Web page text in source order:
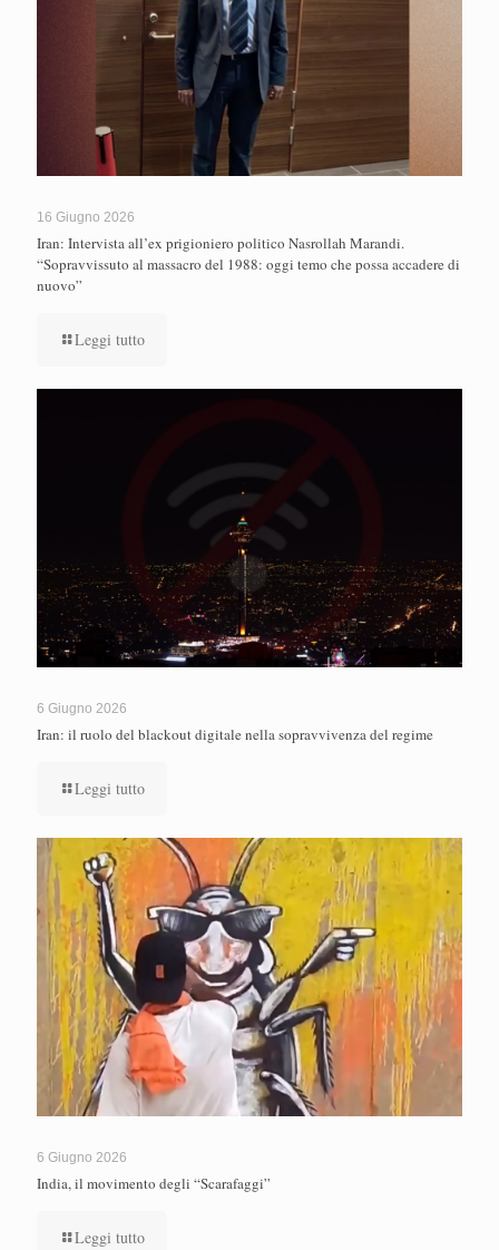
16 Giugno 2026
Iran: Intervista all’ex prigioniero politico Nasrollah Marandi.
“Sopravvissuto al massacro del 1988: oggi temo che possa accadere di
nuovo”
Leggi tutto
6 Giugno 2026
Iran: il ruolo del blackout digitale nella sopravvivenza del regime
Leggi tutto
6 Giugno 2026
India, il movimento degli “Scarafaggi”
Leggi tutto